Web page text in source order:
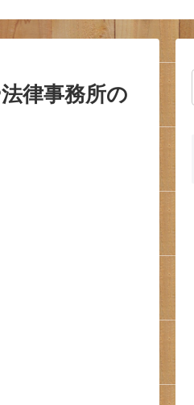
律事務所の